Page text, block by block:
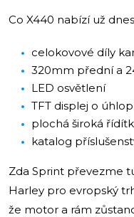
Co X440 nabízí už
celokovové díly
320mm přední a
LED osvětlení
TFT displej o
plochá široká
katalog
Zda Sprint převezme
Harley pro evropský
že motor a rám